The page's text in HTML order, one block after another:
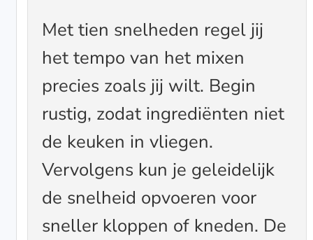
Met tien snelheden regel jij
het tempo van het mixen
precies zoals jij wilt. Begin
rustig, zodat ingrediënten niet
de keuken in vliegen.
Vervolgens kun je geleidelijk
de snelheid opvoeren voor
sneller kloppen of kneden. De